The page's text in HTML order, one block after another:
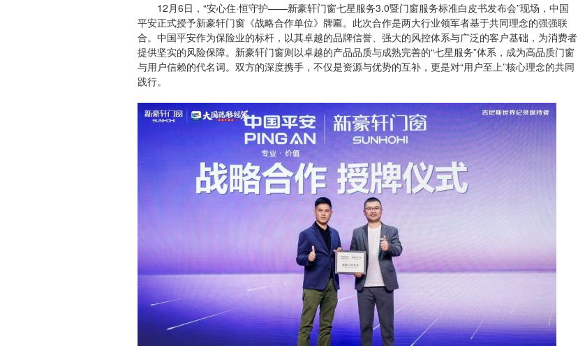
12月6日，“安心住·恒守护——新豪轩门窗七星服务3.0暨门窗服务标准白皮书发布会”现场，中国
平安正式授予新豪轩门窗《战略合作单位》牌匾。此次合作是两大行业领军者基于共同理念的强强联
合。中国平安作为保险业的标杆，以其卓越的品牌信誉、强大的风控体系与广泛的客户基础，为消费者
提供坚实的风险保障。新豪轩门窗则以卓越的产品品质与成熟完善的“七星服务”体系，成为高品质门窗
与用户信赖的代名词。双方的深度携手，不仅是资源与优势的互补，更是对“用户至上”核心理念的共同
践行。